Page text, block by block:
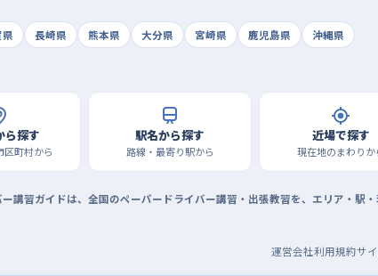
長崎県 熊本県 大分県 宮崎県 鹿児島県 沖縄県
ら探す
区町村から
駅名から探す
路線・最寄り駅から
近場で探す
現在地のまわりか
講習ガイドは、全国のペーパードライバー講習・出張教習を、エリア・駅
運営会社利用規約サ